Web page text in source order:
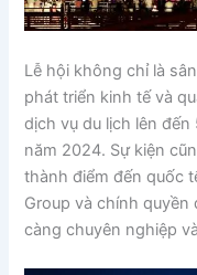
Lễ hội không chỉ là
phát triển kinh tế và
dịch vụ du lịch lên
năm 2024. Sự kiện
thành điểm đến quốc
Group và chính
càng chuyên nghiệp